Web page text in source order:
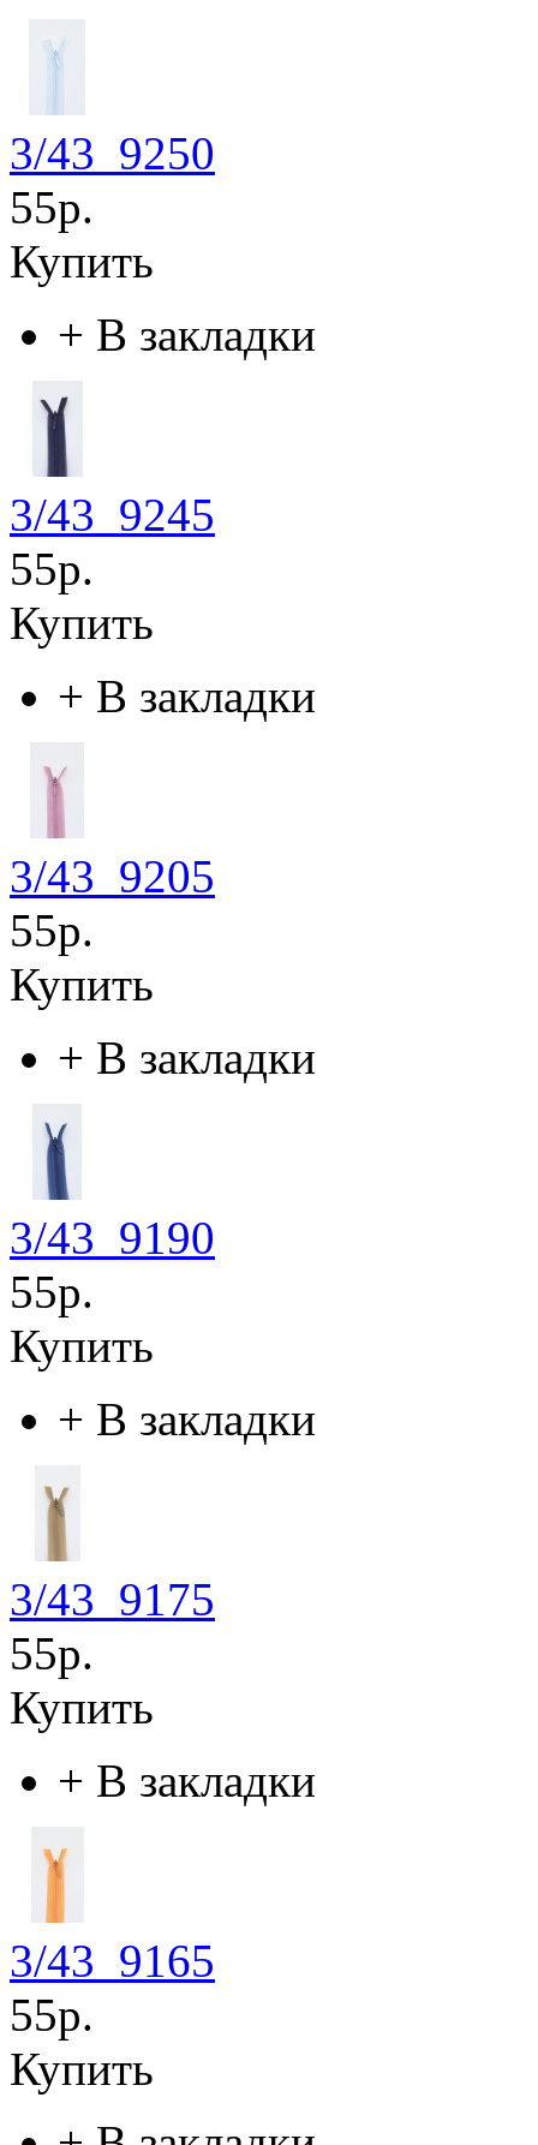
3/43_9250
55р.
Купить
+ В закладки
3/43_9245
55р.
Купить
+ В закладки
3/43_9205
55р.
Купить
+ В закладки
3/43_9190
55р.
Купить
+ В закладки
3/43_9175
55р.
Купить
+ В закладки
3/43_9165
55р.
Купить